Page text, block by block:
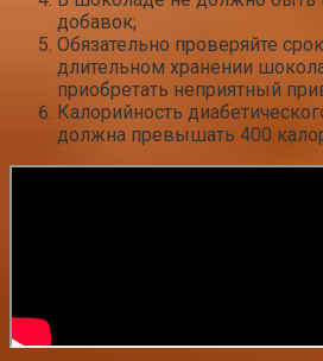
добавок;
Обязательно проверяйте
длительном хранении
приобретать неприятный
Калорийность
должна превышать 400